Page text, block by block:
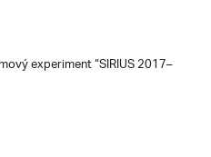
experiment “SIRIUS 2017–